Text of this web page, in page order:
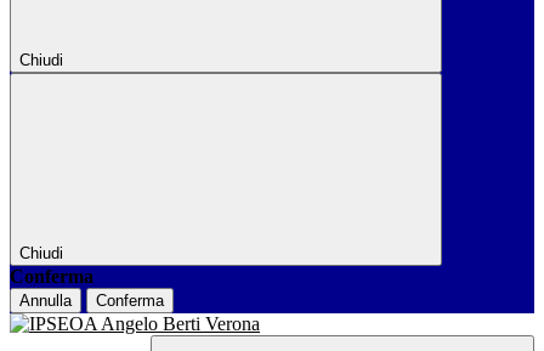
Chiudi
Chiudi
Conferma
Annulla Conferma